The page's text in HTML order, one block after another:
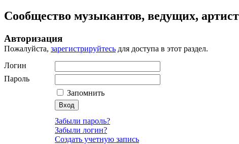
Сообщество музыкантов, ведущих,
Авторизация
Пожалуйста, зарегистрируйтесь для доступа в этот раздел.
Логин
Пароль
Запомнить
Забыли пароль?
Забыли логин?
Создать учетную запись